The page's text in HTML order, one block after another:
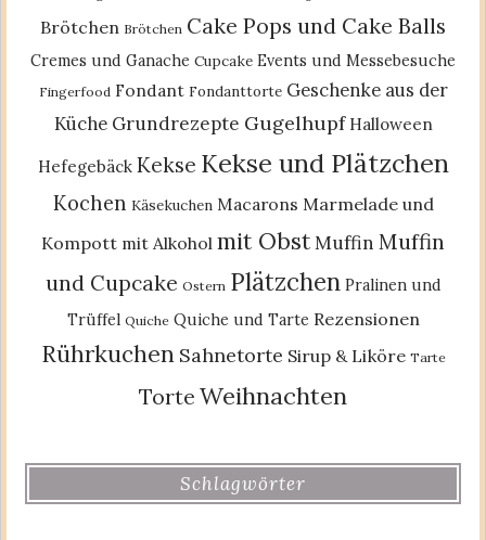
Brötchen Brötchen Cake Pops und Cake Balls
Cremes und Ganache Cupcake Events und Messebesuche
Fingerfood Fondant Fondanttorte Geschenke aus der
Küche Grundrezepte Gugelhupf Halloween
Hefegebäck Kekse Kekse und Plätzchen
Kochen Käsekuchen Macarons Marmelade und
Kompott mit Alkohol mit ObstMuffin Muffin
und Cupcake Ostern Plätzchen Pralinen und
Trüffel Quiche Quiche und Tarte Rezensionen
Rührkuchen Sahnetorte Sirup & Liköre Tarte
Torte Weihnachten
Schlagwörter